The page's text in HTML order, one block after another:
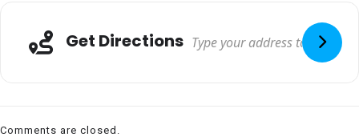
Get Directions
Comments are closed.